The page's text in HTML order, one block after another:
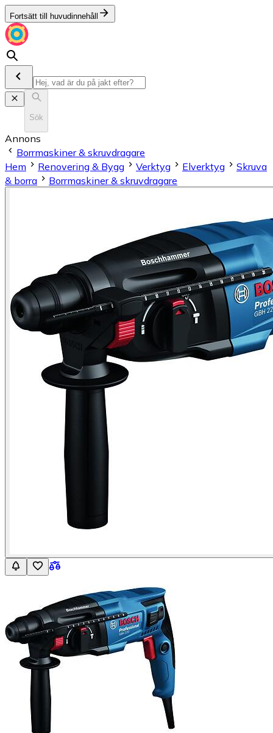
Fortsätt till huvudinnehåll
Sök
Annons
Borrmaskiner & skruvdragare
Hem
Renovering & Bygg Verktyg Elverktyg
Skruva
& borra
Borrmaskiner & skruvdragare